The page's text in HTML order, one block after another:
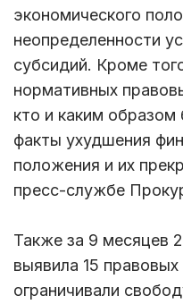
экономического
неопределенности
субсидий. Кроме
нормативных
кто и каким
факты ухудшения
положения и их
пресс-службе
Также за 9 месяцев
выявила 15
ограничивали